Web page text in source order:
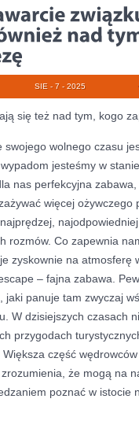
SIE - 7 - 2025
się też nad tym, kogo
wolnego czasu
jesteśmy w
nas perfekcyjna
więcej ożywczego
rozmów. Co zapewnia
zyskownie na
– fajna zabawa.
jaki panuje tam zwyczaj
W dzisiejszych czasach
przygodach
część
że mogą na
poznać w istocie